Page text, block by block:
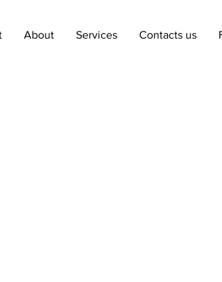
About Services Contacts us